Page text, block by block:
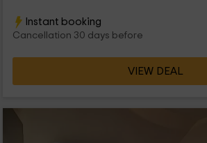
Instant booking
Cancellation 30 days before
VIEW DEAL